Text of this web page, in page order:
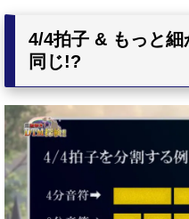
4/4拍子 & もっと
同じ!?